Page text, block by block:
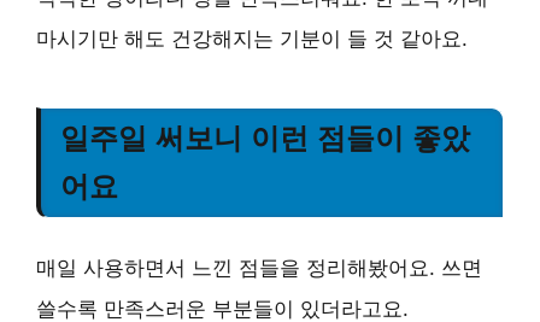
마시기만 해도 건강해지는 기분이 들 것 같아요.
일주일 써보니 이런 점들이 좋았
어요
매일 사용하면서 느낀 점들을 정리해봤어요. 쓰면
쓸수록 만족스러운 부분들이 있더라고요.